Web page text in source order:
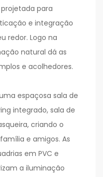
para
e integração
redor. Logo na
natural dá as
e acolhedores.
espaçosa sala de
integrado, sala de
criando o
e amigos. As
em PVC e
a iluminação